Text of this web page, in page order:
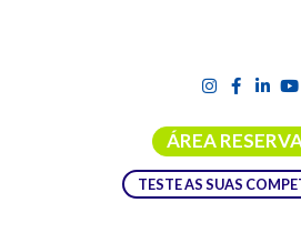
ÁREA
TESTE AS SUAS